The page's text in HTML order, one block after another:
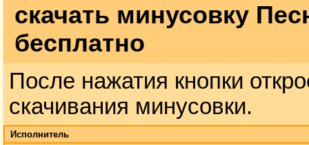
скачать минусовку
бесплатно
После нажатия кнопки
скачивания минусовки.
Исполнитель